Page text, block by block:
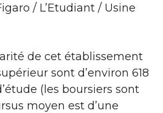
/ L’Etudiant / Usine
de cet établissement
sont d’environ 618
(les boursiers sont
moyen est d’une